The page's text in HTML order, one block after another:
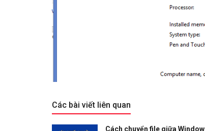
Các bài viết liên quan
Cách chuyển file giữa